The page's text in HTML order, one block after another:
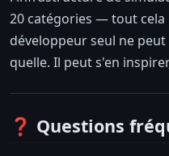
20 catégories — tout
développeur seul ne
quelle. Il peut s'en
❓ Questions